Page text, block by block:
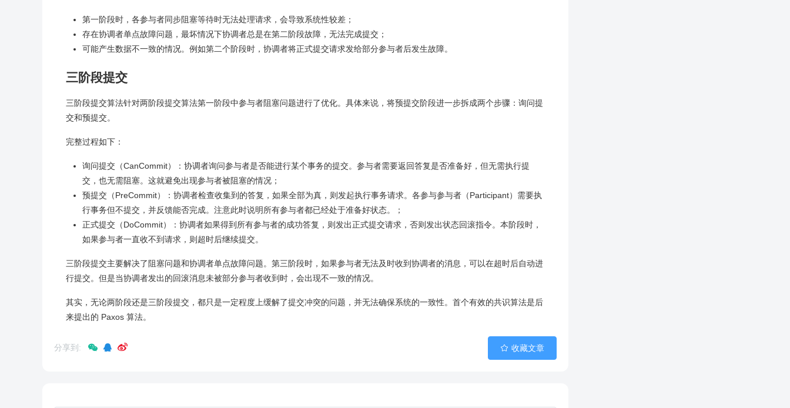
第一阶段时，各参与者同步阻塞等待时无法处理请求，会导致系统性较差；
存在协调者单点故障问题，最坏情况下协调者总是在第二阶段故障，无法完成提交；
可能产生数据不一致的情况。例如第二个阶段时，协调者将正式提交请求发给部分参与者后发生故障。
三阶段提交
三阶段提交算法针对两阶段提交算法第一阶段中参与者阻塞问题进行了优化。具体来说，将预提交阶段进一步拆成两个步骤：询问提
交和预提交。
完整过程如下：
询问提交（CanCommit）：协调者询问参与者是否能进行某个事务的提交。参与者需要返回答复是否准备好，但无需执行提
交，也无需阻塞。这就避免出现参与者被阻塞的情况；
预提交（PreCommit）：协调者检查收集到的答复，如果全部为真，则发起执行事务请求。各参与参与者（Participant）需要执
行事务但不提交，并反馈能否完成。注意此时说明所有参与者都已经处于准备好状态。；
正式提交（DoCommit）：协调者如果得到所有参与者的成功答复，则发出正式提交请求，否则发出状态回滚指令。本阶段时，
如果参与者一直收不到请求，则超时后继续提交。
三阶段提交主要解决了阻塞问题和协调者单点故障问题。第三阶段时，如果参与者无法及时收到协调者的消息，可以在超时后自动进
行提交。但是当协调者发出的回滚消息未被部分参与者收到时，会出现不一致的情况。
其实，无论两阶段还是三阶段提交，都只是一定程度上缓解了提交冲突的问题，并无法确保系统的一致性。首个有效的共识算法是后
来提出的 Paxos 算法。
分享到: 收藏文章